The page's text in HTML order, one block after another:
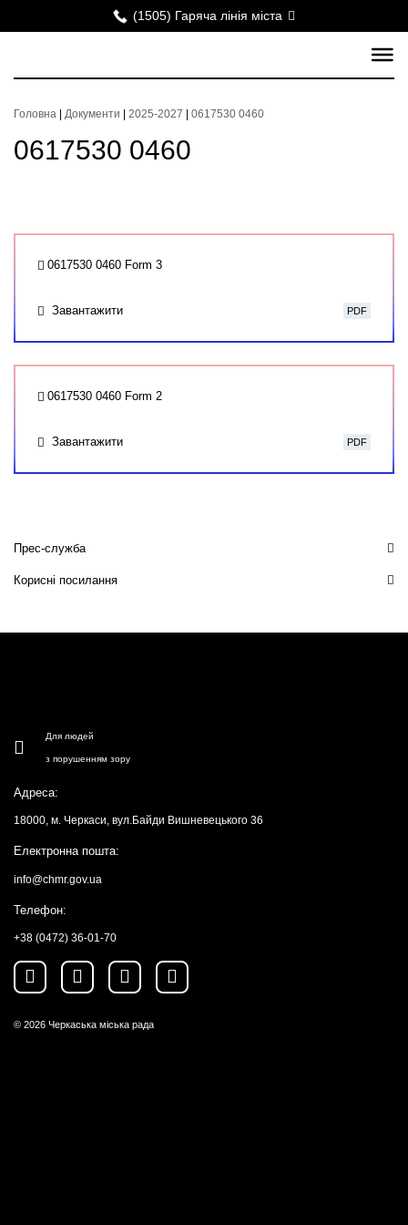
(1505) Гаряча лінія міста
Головна Документи 2025-2027 0617530 0460
0617530 0460
0617530 0460 Form 3
Завантажити PDF
0617530 0460 Form 2
Завантажити PDF
Прес-служба
Корисні посилання
Для людей
з порушенням зору
Адреса:
18000, м. Черкаси, вул.Байди Вишневецького 36
Електронна пошта:
info@chmr.gov.ua
Телефон:
+38 (0472) 36-01-70
© 2026 Черкаська міська рада